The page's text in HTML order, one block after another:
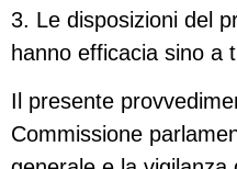
3. Le disposizioni del
hanno efficacia sino a
Il presente
Commissione